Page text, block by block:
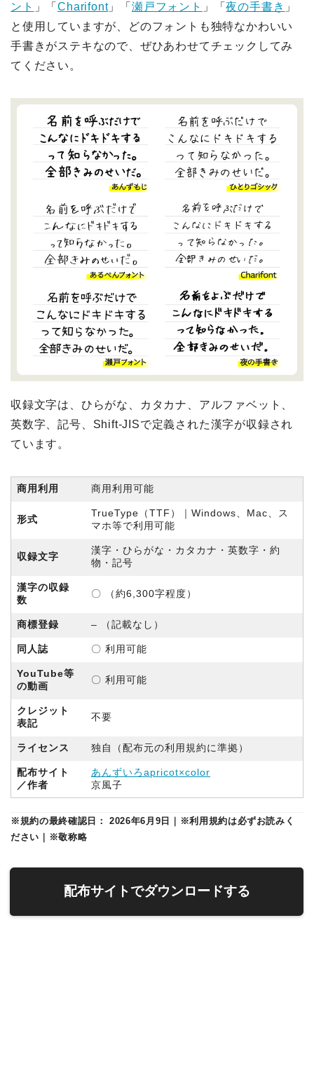
ント 」「Charifont」「瀬戸フォント 」「夜の手書き 」
と使用していますが、どのフォントも独特なかわいい
手書きがステキなので、ぜひあわせてチェックしてみ
てください。
収録文字は、ひらがな、カタカナ、アルファベット、
英数字、記号、Shift-JISで定義された漢字が収録され
ています。
商用利用 商用利用可能
形式
TrueType（TTF）｜Windows、Mac、ス
マホ等で利用可能
収録文字
漢字・ひらがな・カタカナ・英数字・約
物・記号
漢字の収録
数
〇 （約6,300字程度）
商標登録 – （記載なし）
同人誌 〇 利用可能
YouTube等
の動画
〇 利用可能
クレジット
表記
不要
ライセンス 独自（配布元の利用規約に準拠）
配布サイト
／作者
あんずいろapricot×color
京風子
※規約の最終確認日： 2026年6月9日｜※利用規約は必ずお読みく
ださい｜※敬称略
配布サイトでダウンロードする